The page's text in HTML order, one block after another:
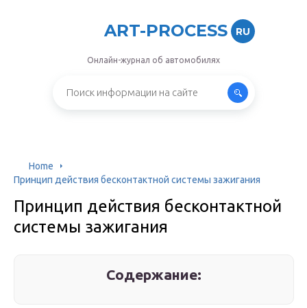
ART-PROCESS RU
Онлайн-журнал об автомобилях
Home
Принцип действия бесконтактной системы зажигания
Принцип действия бесконтактной
системы зажигания
Содержание: